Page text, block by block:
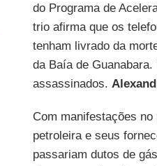
do Programa de
trio afirma que os
tenham livrado da
da Baía de
assassinados.
Com manifestações
petroleira e seus
passariam dutos de